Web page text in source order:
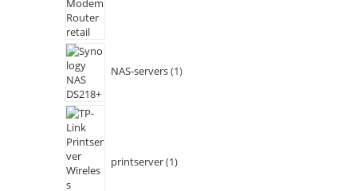
NAS-servers 1
printserver 1